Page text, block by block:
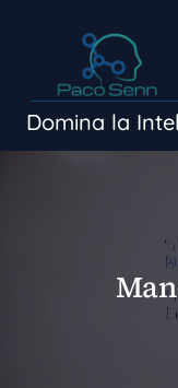
Domina la